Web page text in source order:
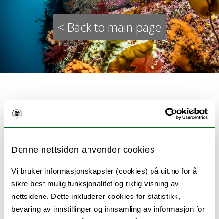
Denne nettsiden anvender cookies
Vi bruker informasjonskapsler (cookies) på uit.no for å
sikre best mulig funksjonalitet og riktig visning av
nettsidene. Dette inkluderer cookies for statistikk,
bevaring av innstillinger og innsamling av informasjon for
< Back to main page
BlueArc - Arctic Blue Carbon:
Opportunities from expanding
kelp forests (RCN)
The primary objective of BlueARC is to close